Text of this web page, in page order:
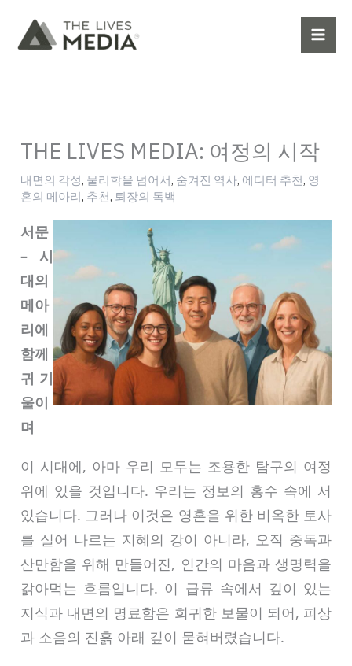
THE LIVES MEDIA: 여정의 시작
내면의 각성, 물리학을 넘어서, 숨겨진 역사, 에디터 추천, 영
혼의 메아리, 추천, 퇴장의 독백
서문
– 시
대의
메아
리에
함께
귀 기
울이
며
이 시대에, 아마 우리 모두는 조용한 탐구의 여정
위에 있을 것입니다. 우리는 정보의 홍수 속에 서
있습니다. 그러나 이것은 영혼을 위한 비옥한 토사
를 실어 나르는 지혜의 강이 아니라, 오직 중독과
산만함을 위해 만들어진, 인간의 마음과 생명력을
갉아먹는 흐름입니다. 이 급류 속에서 깊이 있는
지식과 내면의 명료함은 희귀한 보물이 되어, 피상
과 소음의 진흙 아래 깊이 묻혀버렸습니다.